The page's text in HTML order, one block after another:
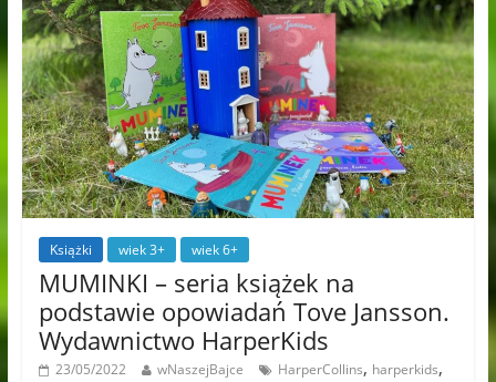
Książki wiek 3+ wiek 6+
MUMINKI – seria książek na
podstawie opowiadań Tove Jansson.
Wydawnictwo HarperKids
23/05/2022 wNaszejBajce HarperCollins, harperkids,